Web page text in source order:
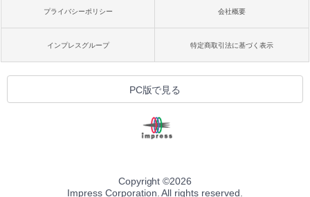
プライバシーポリシー 会社概要
インプレスグループ 特定商取引法に基づく表示
PC版で見る
Copyright ©2026
Impress Corporation. All rights reserved.